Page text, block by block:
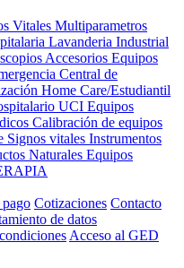
Vitales Multiparametros
Lavanderia Industrial
Accesorios Equipos
Central de
Home Care/Estudiantil
UCI Equipos
Calibración de equipos
Signos vitales Instrumentos
Naturales Equipos
Cotizaciones Contacto
de datos
Acceso al GED